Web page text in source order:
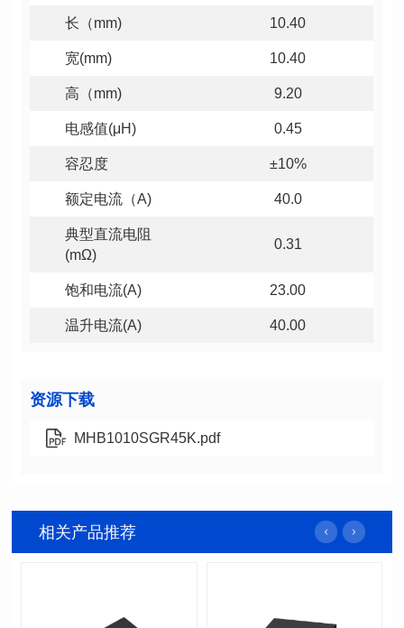
长（mm) 10.40
宽(mm) 10.40
高（mm) 9.20
电感值(μH) 0.45
容忍度 ±10%
额定电流（A) 40.0
(mΩ)
0.31
饱和电流(A) 23.00
温升电流(A) 40.00
资源下载
MHB1010SGR45K.pdf
相关产品推荐